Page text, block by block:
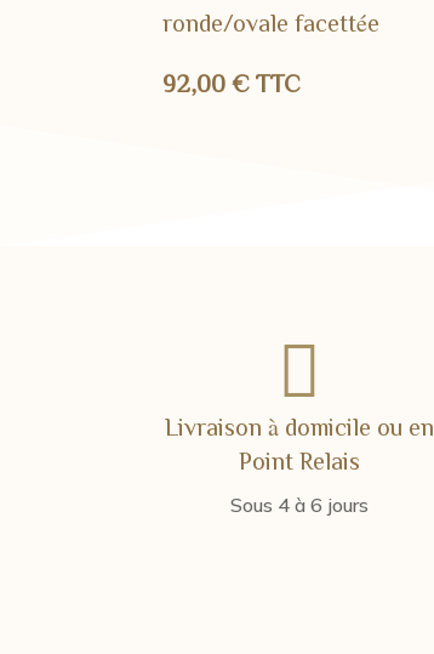
ronde/ovale facettée
92,00€ TTC

Livraison à domicile ou en
Point Relais
Sous 4 à 6 jours